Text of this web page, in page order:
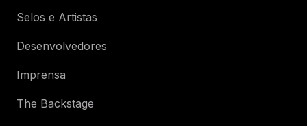
Selos e Artistas
Desenvolvedores
Imprensa
The Backstage